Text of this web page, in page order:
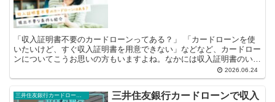
「収入証明書不要のカードローンってある？」 「カードローンを使
いたいけど、すぐ収入証明書を用意できない」などなど、カードロー
ンについてこうお思いの方もいますよね。なかには収入証明書のいら
2026.06.24
三井住友銀行カードローン豆知識
三井住友銀行カードローンで収入